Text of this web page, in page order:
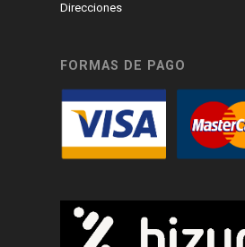
Direcciones
FORMAS DE PAGO